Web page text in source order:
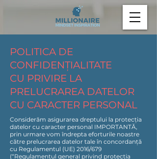
POLITICA DE
CONFIDENȚIALITATE
CU PRIVIRE LA
PRELUCRAREA DATELOR
CU CARACTER PERSONAL
Considerăm asigurarea dreptului la protecția
datelor cu caracter personal IMPORTANTĂ,
prin urmare vom îndrepta eforturile noastre
către prelucrarea datelor tale în concordanță
cu Regulamentul (UE) 2016/679
(“Regulamentul general privind protecția